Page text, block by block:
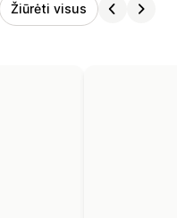
Žiūrėti visus